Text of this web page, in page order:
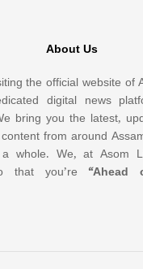
About Us
the official website of
digital news
bring you the latest,
from around
whole. We, at Asom
that you’re“Ahead